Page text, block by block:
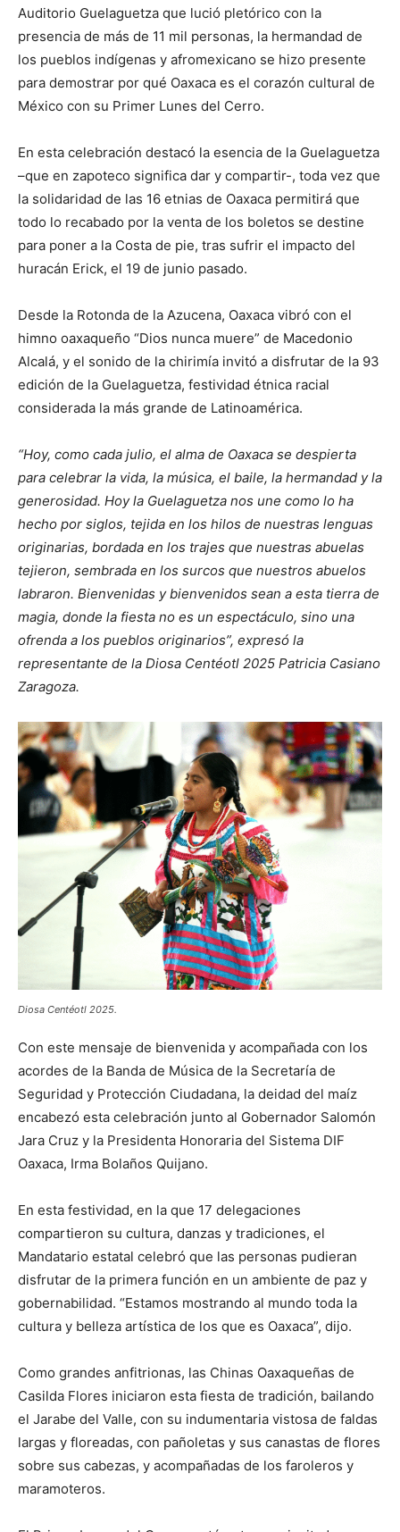
Auditorio Guelaguetza que lució pletórico con la
presencia de más de 11 mil personas, la hermandad de
los pueblos indígenas y afromexicano se hizo presente
para demostrar por qué Oaxaca es el corazón cultural de
México con su Primer Lunes del Cerro.
En esta celebración destacó la esencia de la Guelaguetza
–que en zapoteco significa dar y compartir-, toda vez que
la solidaridad de las 16 etnias de Oaxaca permitirá que
todo lo recabado por la venta de los boletos se destine
para poner a la Costa de pie, tras sufrir el impacto del
huracán Erick, el 19 de junio pasado.
Desde la Rotonda de la Azucena, Oaxaca vibró con el
himno oaxaqueño “Dios nunca muere” de Macedonio
Alcalá, y el sonido de la chirimía invitó a disfrutar de la 93
edición de la Guelaguetza, festividad étnica racial
considerada la más grande de Latinoamérica.
“Hoy, como cada julio, el alma de Oaxaca se despierta
para celebrar la vida, la música, el baile, la hermandad y la
generosidad. Hoy la Guelaguetza nos une como lo ha
hecho por siglos, tejida en los hilos de nuestras lenguas
originarias, bordada en los trajes que nuestras abuelas
tejieron, sembrada en los surcos que nuestros abuelos
labraron. Bienvenidas y bienvenidos sean a esta tierra de
magia, donde la fiesta no es un espectáculo, sino una
ofrenda a los pueblos originarios”, expresó la
representante de la Diosa Centéotl 2025 Patricia Casiano
Zaragoza.
Diosa Centéotl 2025.
Con este mensaje de bienvenida y acompañada con los
acordes de la Banda de Música de la Secretaría de
Seguridad y Protección Ciudadana, la deidad del maíz
encabezó esta celebración junto al Gobernador Salomón
Jara Cruz y la Presidenta Honoraria del Sistema DIF
Oaxaca, Irma Bolaños Quijano.
En esta festividad, en la que 17 delegaciones
compartieron su cultura, danzas y tradiciones, el
Mandatario estatal celebró que las personas pudieran
disfrutar de la primera función en un ambiente de paz y
gobernabilidad. “Estamos mostrando al mundo toda la
cultura y belleza artística de los que es Oaxaca”, dijo.
Como grandes anfitrionas, las Chinas Oaxaqueñas de
Casilda Flores iniciaron esta fiesta de tradición, bailando
el Jarabe del Valle, con su indumentaria vistosa de faldas
largas y floreadas, con pañoletas y sus canastas de flores
sobre sus cabezas, y acompañadas de los faroleros y
maramoteros.